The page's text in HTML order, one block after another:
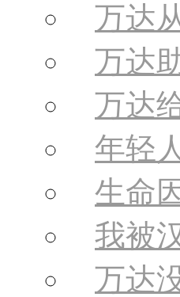
万达
万达
万达
年轻
生命
我被
万达